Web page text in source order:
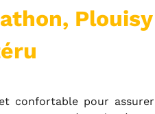
Plouisy
confortable pour assurer